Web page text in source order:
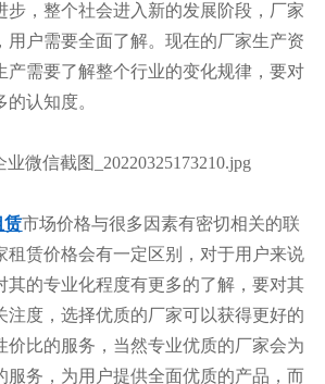
步，整个社会进入新的发展阶段，厂家
用户需要全面了解。现在的厂家生产资
产需要了解整个行业的变化规律，要对
认知度。
赁市场价格与很多因素有密切相关的联
租赁价格会有一定区别，对于用户来说
其的专业化程度有更多的了解，要对其
注度，选择优质的厂家可以获得更好的
价比的服务，当然专业优质的厂家会为
服务，为用户提供全面优质的产品，而